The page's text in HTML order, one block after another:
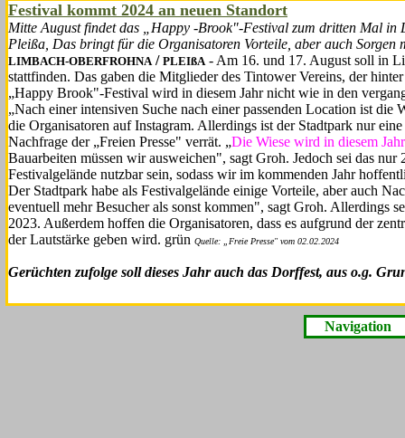
Festival kommt 2024 an neuen Standort
Mitte August findet das „Happy -Brook"-Festival zum dritten Mal
Pleißa, Das bringt für die Organisatoren Vortei­le, aber auch Sorgen
LIMBACH-OBERFROHNA / PLEIßA - Am 16. und 17. August soll in
stattfinden. Das gaben die Mitglieder des Tintower Vereins, der
„Happy Brook"-Festival wird in diesem Jahr nicht wie in den
„Nach einer intensiven Suche nach einer passenden Location ist die
die Organi­satoren auf Instagram. Allerdings ist der Stadtpark nur
Nachfrage der „Freien Pres­se" verrät. „Die Wiese wird in diesem
Bauarbeiten müssen wir ausweichen", sagt Groh. Jedoch sei das
Festivalge­lände nutzbar sein, sodass wir im kommenden Jahr
Der Stadtpark habe als Festivalge­lände einige Vorteile, aber auch
eventuell mehr Besucher als sonst kommen", sagt Groh. Allerdings
2023. Außerdem hoffen die Organisatoren, dass es aufgrund der
der Laut­stärke geben wird. grün Quelle: „Freie Presse" vom 02.02.2024
Gerüchten zufolge soll dieses Jahr auch das Dorffest, aus o.g.
Navigation